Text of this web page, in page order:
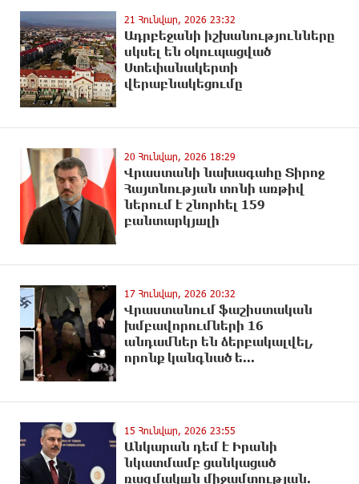
21 Հունվար, 2026 23:32
Ադրբեջանի իշխանությունները
սկսել են օկուպացված
Ստեփանակերտի
վերաբնակեցումը
20 Հունվար, 2026 18:29
Վրաստանի նախագահը Տիրոջ
Հայտնության տոնի առթիվ
ներում է շնորհել 159
բանտարկյшլի
17 Հունվար, 2026 20:32
Վրաստանում ֆաշիստական
խմբավորումների 16
անդամներ են ձերբակալվել,
որոնք կանգնած ե...
15 Հունվար, 2026 23:55
Անկարան դեմ է Իրանի
նկատմամբ ցանկացած
ռազմակшն միջամտության.